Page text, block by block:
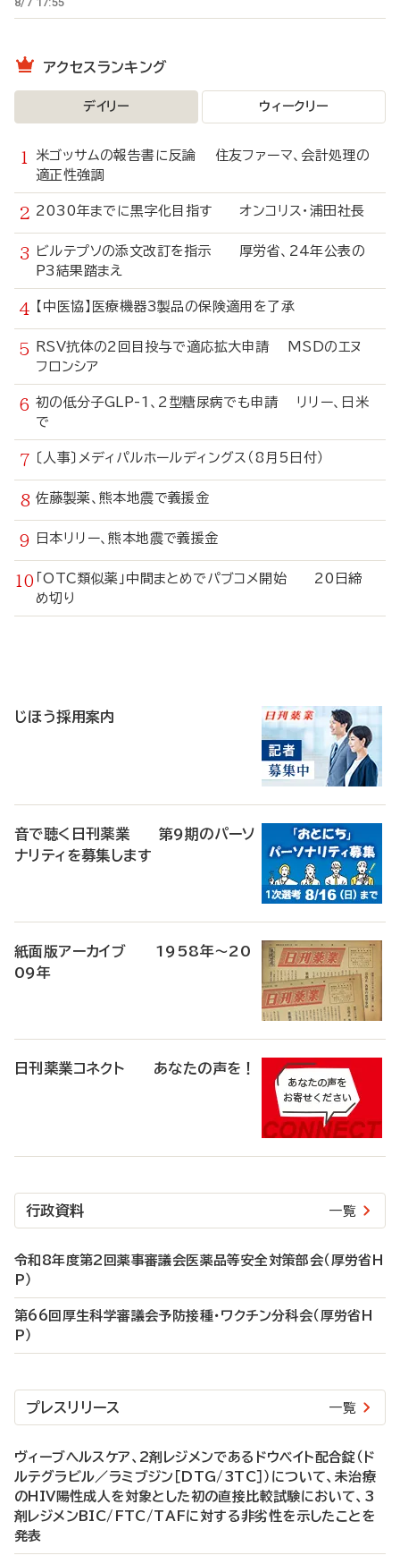
アクセスランキング
デイリー ウィークリー
米ゴッサムの報告書に反論 住友ファーマ、会計処理の
適正性強調
2030年までに黒字化目指す オンコリス・浦田社長
ビルテプソの添文改訂を指示 厚労省、24年公表の
P3結果踏まえ
【中医協】医療機器3製品の保険適用を了承
RSV抗体の2回目投与で適応拡大申請 MSDのエヌ
フロンシア
初の低分子GLP-1、2型糖尿病でも申請 リリー、日米
で
〔人事〕メディパルホールディングス（8月5日付）
佐藤製薬、熊本地震で義援金
日本リリー、熊本地震で義援金
「OTC類似薬」中間まとめでパブコメ開始 20日締
め切り
じほう採用案内
音で聴く日刊薬業 第9期のパーソ
ナリティを募集します
紙面版アーカイブ 1958年～20
09年
日刊薬業コネクト あなたの声を！
行政資料 一覧
令和8年度第2回薬事審議会医薬品等安全対策部会（厚労省H
P）
第66回厚生科学審議会予防接種・ワクチン分科会（厚労省H
P）
プレスリリース 一覧
ヴィーブヘルスケア、2剤レジメンであるドウベイト配合錠（ド
ルテグラビル／ラミブジン［DTG/3TC］）について、未治療
のHIV陽性成人を対象とした初の直接比較試験において、3
剤レジメンBIC/FTC/TAFに対する非劣性を示したことを
発表